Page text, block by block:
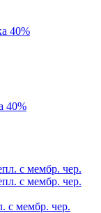
40%
40%
с мембр. чер.